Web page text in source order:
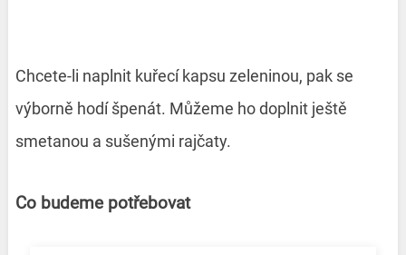
Chcete-li naplnit kuřecí kapsu zeleninou, pak se
výborně hodí špenát. Můžeme ho doplnit ještě
smetanou a sušenými rajčaty.
Co budeme potřebovat